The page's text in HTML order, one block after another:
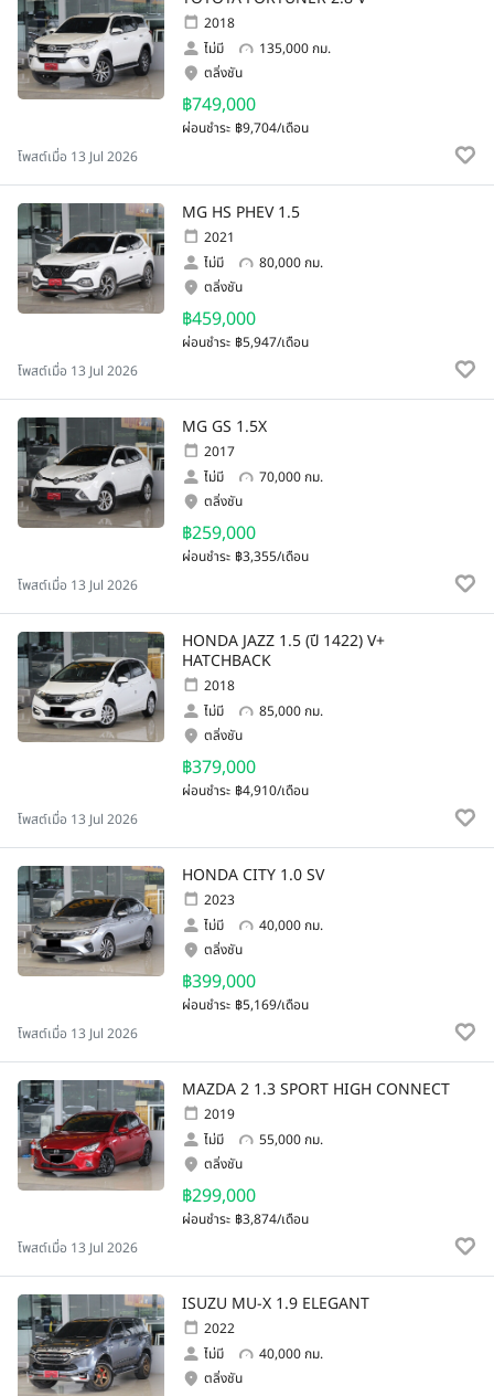
2018
ไม่มี
135,000 กม.
฿749,000
ผ่อนชำระ ฿9,704/เดือน
ตลิ่งชัน
โพสต์เมื่อ 13 Jul 2026
MG HS PHEV 1.5
2021
ไม่มี
80,000 กม.
฿459,000
ผ่อนชำระ ฿5,947/เดือน
ตลิ่งชัน
โพสต์เมื่อ 13 Jul 2026
MG GS 1.5X
2017
ไม่มี
70,000 กม.
฿259,000
ผ่อนชำระ ฿3,355/เดือน
ตลิ่งชัน
โพสต์เมื่อ 13 Jul 2026
HONDA JAZZ 1.5 (ปี 1422) V+
HATCHBACK
2018
ไม่มี
85,000 กม.
฿379,000
ผ่อนชำระ ฿4,910/เดือน
ตลิ่งชัน
โพสต์เมื่อ 13 Jul 2026
HONDA CITY 1.0 SV
2023
ไม่มี
40,000 กม.
฿399,000
ผ่อนชำระ ฿5,169/เดือน
ตลิ่งชัน
โพสต์เมื่อ 13 Jul 2026
MAZDA 2 1.3 SPORT HIGH CONNECT
2019
ไม่มี
55,000 กม.
฿299,000
ผ่อนชำระ ฿3,874/เดือน
ตลิ่งชัน
โพสต์เมื่อ 13 Jul 2026
ISUZU MU-X 1.9 ELEGANT
2022
ไม่มี
40,000 กม.
ตลิ่งชัน